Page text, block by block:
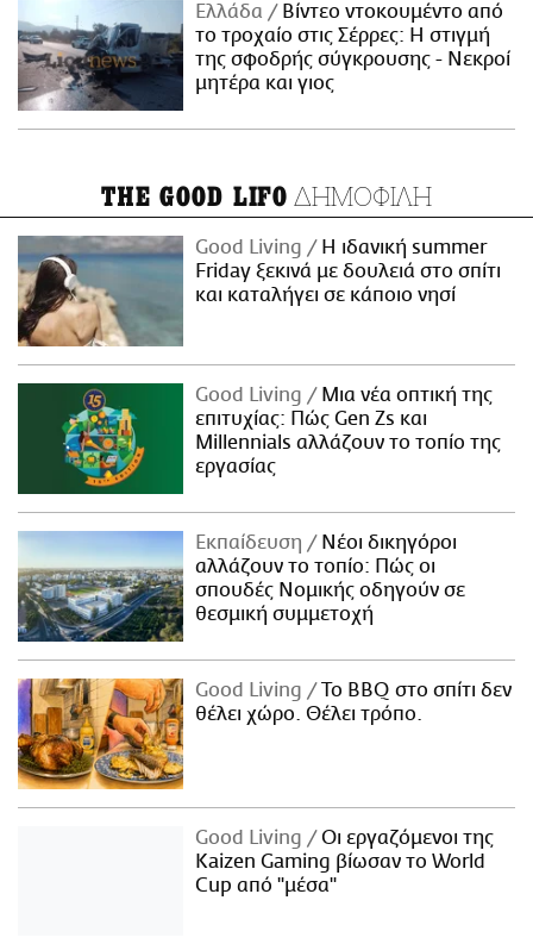
Ελλάδα
Βίντεο ντοκουμέντο από
το τροχαίο στις Σέρρες: Η στιγμή
της σφοδρής σύγκρουσης - Νεκροί
μητέρα και γιος
THE GOOD LIFO ΔΗΜΟΦΙΛΗ
Good Living
Η ιδανική summer
Friday ξεκινά με δουλειά στο σπίτι
και καταλήγει σε κάποιο νησί
Good Living
Μια νέα οπτική της
επιτυχίας: Πώς Gen Zs και
Millennials αλλάζουν το τοπίο της
εργασίας
Εκπαίδευση
Νέοι δικηγόροι
αλλάζουν το τοπίο: Πώς οι
σπουδές Νομικής οδηγούν σε
θεσμική συμμετοχή
Good Living
Το BBQ στο σπίτι δεν
θέλει χώρο. Θέλει τρόπο.
Good Living
Οι εργαζόμενοι της
Kaizen Gaming βίωσαν το World
Cup από "μέσα"